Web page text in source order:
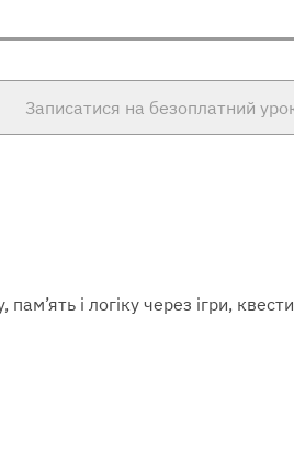
Записатися на безоплатний
і логіку через ігри,